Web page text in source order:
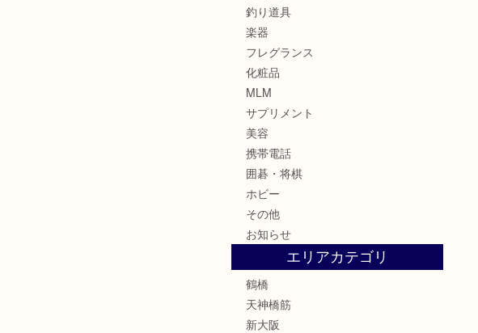
釣り道具
楽器
フレグランス
化粧品
MLM
サプリメント
美容
携帯電話
囲碁・将棋
ホビー
その他
お知らせ
エリアカテゴリ
鶴橋
天神橋筋
新大阪